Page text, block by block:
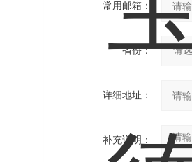
常用邮箱：
省份：
详细地址：
补充说明：